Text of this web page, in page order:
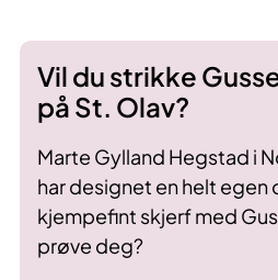
Vil du strikke
på St. Olav?
Marte Gylland Hegstad i
har designet en helt
kjempefint skjerf med
prøve deg?